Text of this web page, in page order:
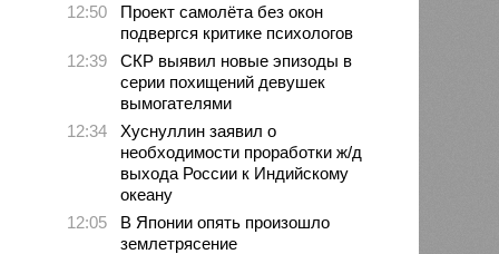
12:50
Проект самолёта без окон
подвергся критике психологов
12:39
СКР выявил новые эпизоды в
серии похищений девушек
вымогателями
12:34
Хуснуллин заявил о
необходимости проработки ж/д
выхода России к Индийскому
океану
12:05
В Японии опять произошло
землетрясение